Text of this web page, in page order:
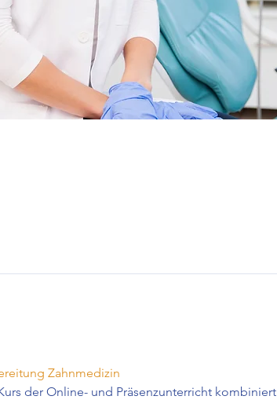
Zahnmedizin
der Online- und Präsenzunterricht kombiniert